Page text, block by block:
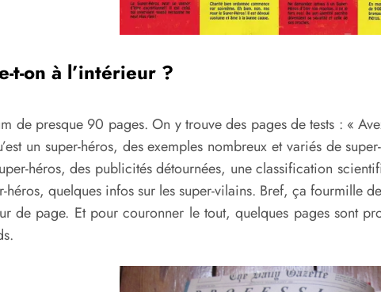
t-on à l’intérieur ?
de presque 90 pages. On y trouve des pages de tests : «
un super-héros, des exemples nombreux et variés de
héros, des publicités détournées, une classification
héros, quelques infos sur les super-vilains. Bref, ça fourmille
de page. Et pour couronner le tout, quelques pages sont